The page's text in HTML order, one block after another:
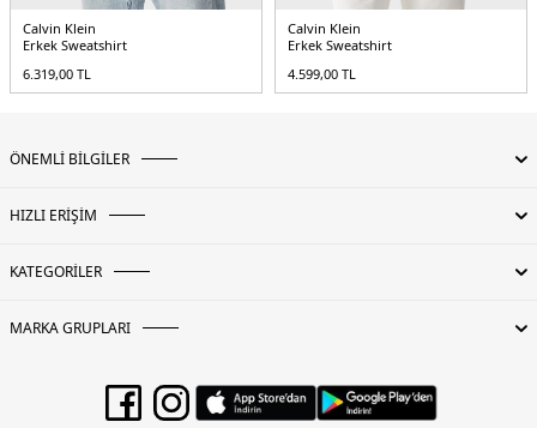
Calvin Klein
Erkek Sweatshirt
6.319,00 TL
Calvin Klein
Erkek Sweatshirt
4.599,00 TL
ÖNEMLİ BİLGİLER
HIZLI ERİŞİM
KATEGORİLER
MARKA GRUPLARI